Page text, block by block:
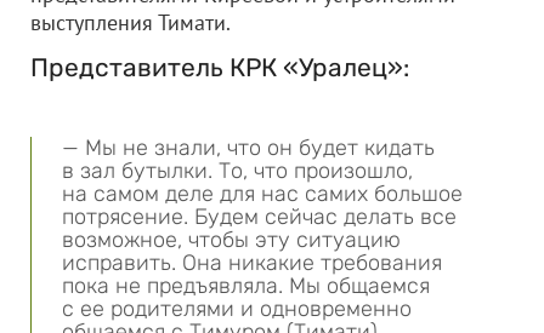
выступления Тимати.
Представитель КРК «Уралец»:
— Мы не знали, что он будет кидать
в зал бутылки. То, что произошло,
на самом деле для нас самих большое
потрясение. Будем сейчас делать все
возможное, чтобы эту ситуацию
исправить. Она никакие требования
пока не предъявляла. Мы общаемся
с ее родителями и одновременно